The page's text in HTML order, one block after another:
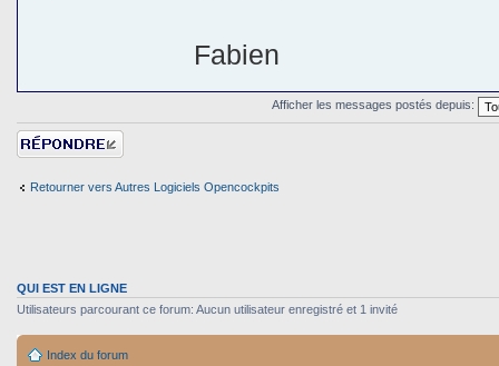
Fabien
Afficher les messages postés depuis:
Répondre
Retourner vers Autres Logiciels Opencockpits
QUI EST EN LIGNE
Utilisateurs parcourant ce forum: Aucun utilisateur enregistré et 1 invité
Index du forum